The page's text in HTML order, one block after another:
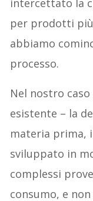
per prodotti
abbiamo
processo.
Nel nostro
esistente – la
materia prima,
sviluppato in
complessi
consumo, e